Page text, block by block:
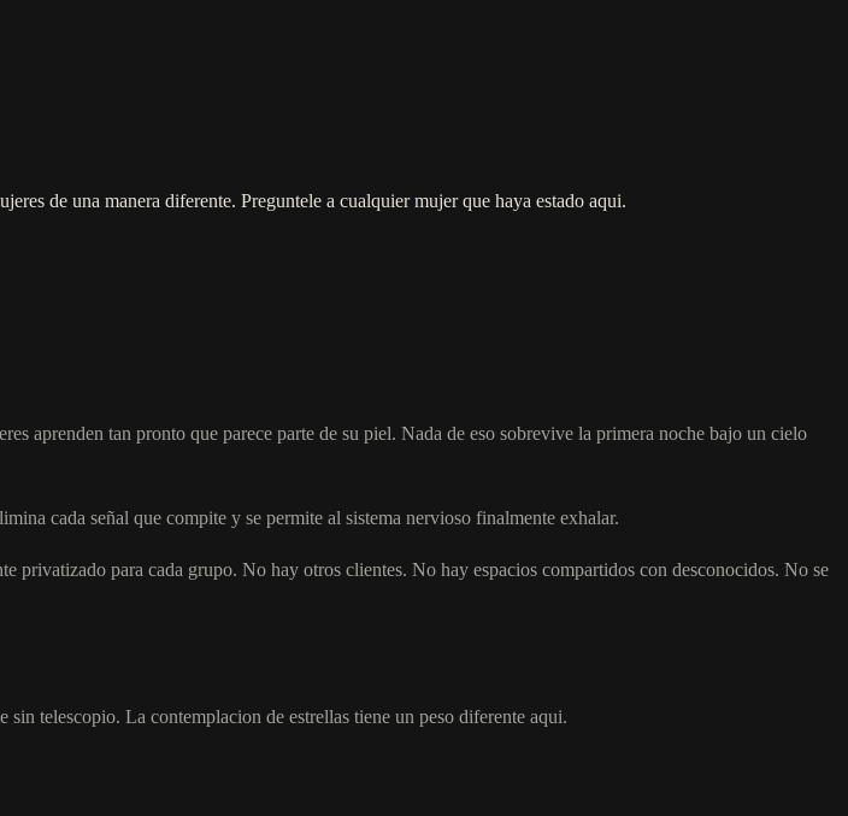
de una manera diferente. Preguntele a cualquier mujer que haya estado aqui.
aprenden tan pronto que parece parte de su piel. Nada de eso sobrevive la primera noche bajo un cielo
cada señal que compite y se permite al sistema nervioso finalmente exhalar.
privatizado para cada grupo. No hay otros clientes. No hay espacios compartidos con desconocidos. No se
telescopio. La contemplacion de estrellas tiene un peso diferente aqui.